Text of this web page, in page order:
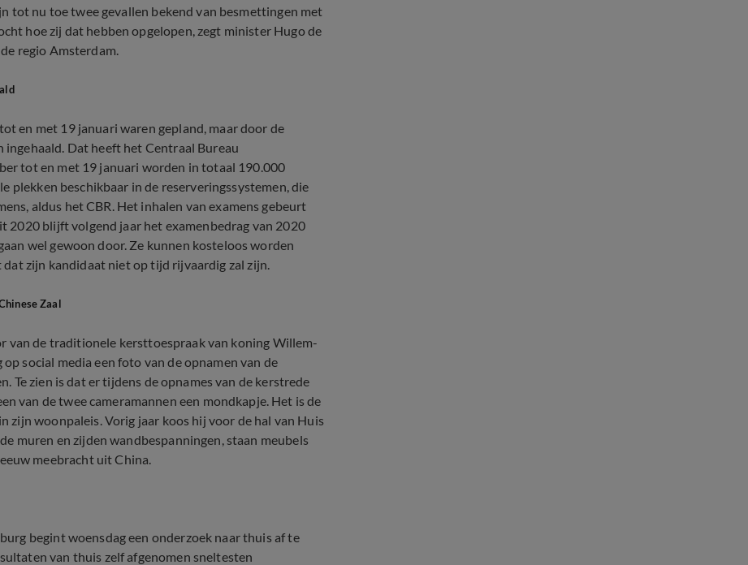
tot nu toe twee gevallen bekend van besmettingen met
hoe zij dat hebben opgelopen, zegt minister Hugo de
regio Amsterdam.
en met 19 januari waren gepland, maar door de
Dat heeft het Centraal Bureau
tot en met 19 januari worden in totaal 190.000
plekken beschikbaar in de reserveringssystemen, die
aldus het CBR. Het inhalen van examens gebeurt
2020 blijft volgend jaar het examenbedrag van 2020
wel gewoon door. Ze kunnen kosteloos worden
zijn kandidaat niet op tijd rijvaardig zal zijn.
Zaal
van de traditionele kersttoespraak van koning Willem-
social media een foto van de opnamen van de
Te zien is dat er tijdens de opnames van de kerstrede
van de twee cameramannen een mondkapje. Het is de
woonpaleis. Vorig jaar koos hij voor de hal van Huis
muren en zijden wandbespanningen, staan meubels
meebracht uit China.
begint woensdag een onderzoek naar thuis af te
van thuis zelf afgenomen sneltesten